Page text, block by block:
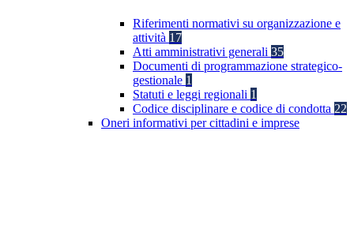
Riferimenti normativi su organizzazione e
attività 17
Atti amministrativi generali 35
Documenti di programmazione strategico-
gestionale 1
Statuti e leggi regionali 1
Codice disciplinare e codice di condotta 22
Oneri informativi per cittadini e imprese